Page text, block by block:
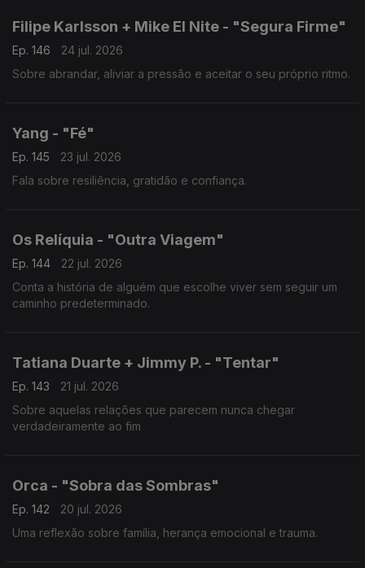
Filipe Karlsson + Mike El Nite - "Segura Firme"
Ep. 146
24 jul. 2026
Sobre abrandar, aliviar a pressão e aceitar o seu próprio ritmo.
Yang - "Fé"
Ep. 145
23 jul. 2026
Fala sobre resiliência, gratidão e confiança.
Os Relíquia - "Outra Viagem"
Ep. 144
22 jul. 2026
Conta a história de alguém que escolhe viver sem seguir um
caminho predeterminado.
Tatiana Duarte + Jimmy P. - "Tentar"
Ep. 143
21 jul. 2026
Sobre aquelas relações que parecem nunca chegar
verdadeiramente ao fim
Orca - "Sobra das Sombras"
Ep. 142
20 jul. 2026
Uma reflexão sobre família, herança emocional e trauma.